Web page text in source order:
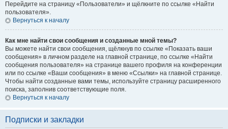
Перейдите на страницу «Пользователи» и щёлкните по ссылке «Найти
пользователя».
Вернуться к началу
Как мне найти свои сообщения и созданные мной темы?
Вы можете найти свои сообщения, щёлкнув по ссылке «Показать ваши
сообщения» в личном разделе на главной странице, по ссылке «Найти
сообщения пользователя» на странице вашего профиля на конференции
или по ссылке «Ваши сообщения» в меню «Ссылки» на главной странице.
Чтобы найти созданные вами темы, используйте страницу расширенного
поиска, заполнив соответствующие поля.
Вернуться к началу
Подписки и закладки